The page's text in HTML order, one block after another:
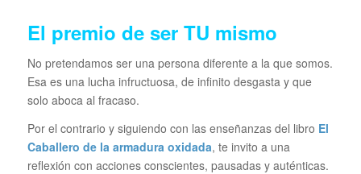
El premio de ser TU mismo
No pretendamos ser una persona diferente a la que somos.
Esa es una lucha infructuosa, de infinito desgasta y que
solo aboca al fracaso.
Por el contrario y siguiendo con las enseñanzas del libro El
Caballero de la armadura oxidada, te invito a una
reflexión con acciones conscientes, pausadas y auténticas.